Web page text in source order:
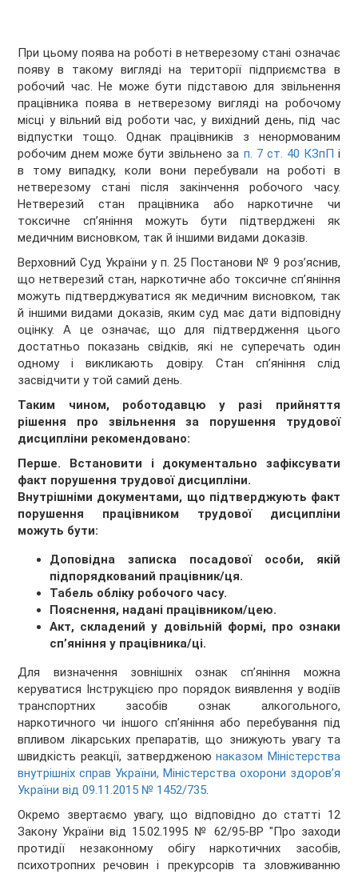
При цьому поява на роботі в нетверезому стані означає
появу в такому вигляді на території підприємства в
робочий час. Не може бути підставою для звільнення
працівника поява в нетверезому вигляді на робочому
місці у вільний від роботи час, у вихідний день, під час
відпустки тощо. Однак працівників з ненормованим
робочим днем може бути звільнено за п. 7 ст. 40 КЗпП і
в тому випадку, коли вони перебували на роботі в
нетверезому стані після закінчення робочого часу.
Нетверезий стан працівника або наркотичне чи
токсичне сп’яніння можуть бути підтверджені як
медичним висновком, так й іншими видами доказів.
Верховний Суд України у п. 25 Постанови № 9 роз’яснив,
що нетверезий стан, наркотичне або токсичне сп’яніння
можуть підтверджуватися як медичним висновком, так
й іншими видами доказів, яким суд має дати відповідну
оцінку. А це означає, що для підтвердження цього
достатньо показань свідків, які не суперечать один
одному і викликають довіру. Стан сп’яніння слід
засвідчити у той самий день.
Таким чином, роботодавцю у разі прийняття
рішення про звільнення за порушення трудової
дисципліни рекомендовано:
Перше. Встановити і документально зафіксувати
факт порушення трудової дисципліни.
Внутрішніми документами, що підтверджують факт
порушення працівником трудової дисципліни
можуть бути:
Доповідна записка посадової особи, якій
підпорядкований працівник/ця.
Табель обліку робочого часу.
Пояснення, надані працівником/цею.
Акт, складений у довільній формі, про ознаки
сп’яніння у працівника/ці.
Для визначення зовнішніх ознак сп’яніння можна
керуватися Інструкцією про порядок виявлення у водіїв
транспортних засобів ознак алкогольного,
наркотичного чи іншого сп’яніння або перебування під
впливом лікарських препаратів, що знижують увагу та
швидкість реакції, затвердженоюнаказом Міністерства
внутрішніх справ України, Міністерства охорони здоров’я
України від 09.11.2015 № 1452/735.
Окремо звертаємо увагу, що відповідно до статті 12
Закону України від 15.02.1995 № 62/95-ВР "Про заходи
протидії незаконному обігу наркотичних засобів,
психотропних речовин і прекурсорів та зловживанню